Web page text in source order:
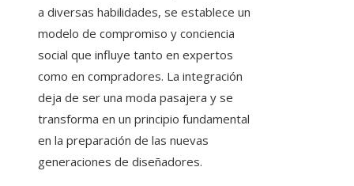
a diversas habilidades, se establece un
modelo de compromiso y conciencia
social que influye tanto en expertos
como en compradores. La integración
deja de ser una moda pasajera y se
transforma en un principio fundamental
en la preparación de las nuevas
generaciones de diseñadores.